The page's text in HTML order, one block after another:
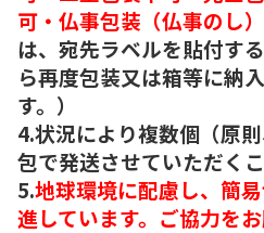
可・仏事包装（仏事のし）
は、宛先ラベルを貼付す
ら再度包装又は箱等に納
す。）
4.状況により複数個（原
包で発送させていただく
5.地球環境に配慮し、簡
進しています。ご協力をお